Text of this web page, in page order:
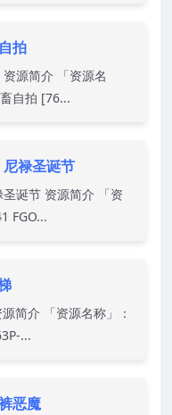
拍
源简介 「资源名
自拍 [76...
禄圣诞节
诞节 资源简介 「资
FGO...
简介 「资源名称」：
...
恶魔